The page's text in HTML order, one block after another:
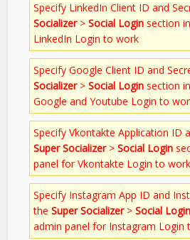
Specify LinkedIn Client ID and
Socializer>Social Login section
LinkedIn Login to work
Specify Google Client ID and
Socializer>Social Login section
Google and Youtube Login to
Specify Vkontakte Application ID
Super Socializer>Social Login
panel for Vkontakte Login to work
Specify Instagram App ID and
theSuper Socializer>Social Login
admin panel for Instagram Login